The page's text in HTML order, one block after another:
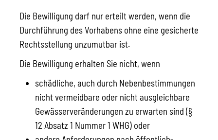
Die Bewilligung darf nur erteilt werden, wenn die
Durchführung des Vorhabens ohne eine gesicherte
Rechtsstellung unzumutbar ist.
Die Bewilligung erhalten Sie nicht, wenn
schädliche, auch durch Nebenbestimmungen
nicht vermeidbare oder nicht ausgleichbare
Gewässerveränderungen zu erwarten sind (§
12 Absatz 1 Nummer 1 WHG) oder